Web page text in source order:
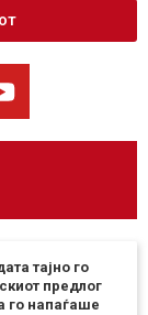
тајно го
предлог
го напаѓаше